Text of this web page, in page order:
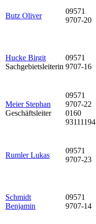
Butz Oliver
09571
9707-20
Hucke Birgit
Sachgebietsleiterin
09571
9707-16
Meier Stephan
Geschäftsleiter
09571
9707-22
0160
93111194
Rumler Lukas
09571
9707-23
Schmidt
Benjamin
09571
9707-14